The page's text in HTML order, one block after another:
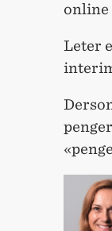
online
Leter